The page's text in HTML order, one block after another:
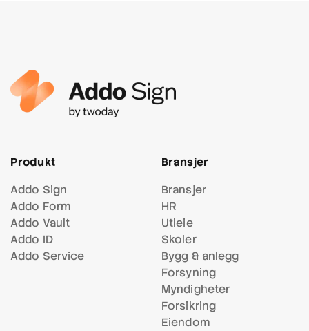
Produkt
Addo Sign
Addo Form
Addo Vault
Addo ID
Addo Service
Bransjer
Bransjer
HR
Utleie
Skoler
Bygg & anlegg
Forsyning
Myndigheter
Forsikring
Eiendom